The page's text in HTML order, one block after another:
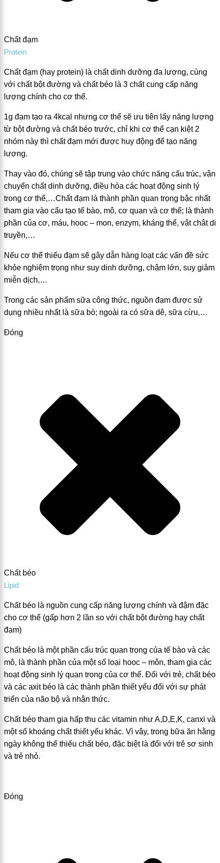
Chất đạm
Protein
Chất đạm (hay protein) là chất dinh dưỡng đa lượng, cùng
với chất bột đường và chất béo là 3 chất cung cấp năng
lượng chính cho cơ thể.
1g đạm tạo ra 4kcal nhưng cơ thể sẽ ưu tiên lấy năng lượng
từ bột đường và chất béo trước, chỉ khi cơ thể cạn kiệt 2
nhóm này thì chất đạm mới được huy động để tạo năng
lượng.
Thay vào đó, chúng sẽ tập trung vào chức năng cấu trúc, vận
chuyển chất dinh dưỡng, điều hòa các hoạt động sinh lý
trong cơ thể,…Chất đạm là thành phần quan trọng bậc nhất
tham gia vào cấu tạo tế bào, mô, cơ quan và cơ thể; là thành
phần của cơ, máu, hooc – mon, enzym, kháng thể, vật chât di
truyền,…
Nếu cơ thể thiếu đạm sẽ gây dẫn hàng loạt các vấn đề sức
khỏe nghiệm trọng như suy dinh dưỡng, chậm lớn, suy giảm
miễn dịch,…
Trong các sản phẩm sữa công thức, nguồn đạm được sử
dụng nhiều nhất là sữa bò; ngoài ra có sữa dê, sữa cừu,…
Đóng
Chất béo
Lipid
Chất béo là nguồn cung cấp năng lượng chính và đậm đặc
cho cơ thể (gấp hơn 2 lần so với chất bột đường hay chất
đạm)
Chất béo là một phần cấu trúc quan trọng của tế bào và các
mô, là thành phần của một số loại hooc – môn, tham gia các
hoạt động sinh lý quan trọng của cơ thể. Đối với trẻ, chất béo
và các axit béo là các thành phần thiết yếu đối với sự phát
triển của não bộ và nhận thức.
Chất béo tham gia hấp thu các vitamin như A,D,E,K, canxi và
một số khoáng chất thiết yếu khác. Vì vậy, trong bữa ăn hằng
ngày không thể thiếu chất béo, đặc biệt là đối với trẻ sơ sinh
và trẻ nhỏ.
Đóng